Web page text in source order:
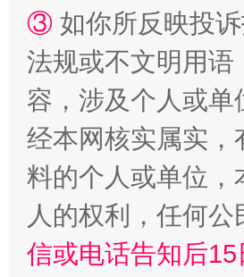
招工难、用工荒背后
③ 如你所反映投
法规或不文明用
容，涉及个人或
经本网核实属实
料的个人或单位
人的权利，任何
信或电话告知后